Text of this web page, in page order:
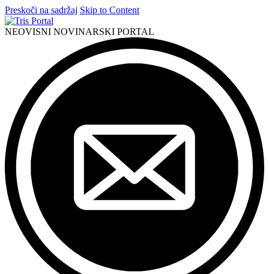
Preskoči na sadržaj Skip to Content
NEOVISNI NOVINARSKI PORTAL